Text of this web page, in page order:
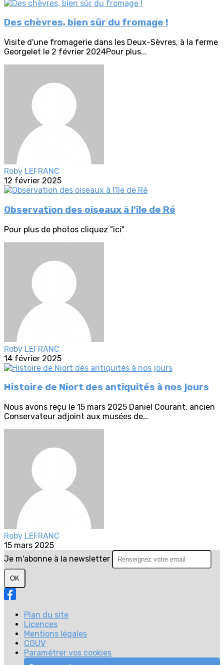
Des chèvres, bien sûr du fromage !
Visite d'une fromagerie dans les Deux-Sèvres, à la ferme
Georgelet le 2 février 2024Pour plus...
Roby LEFRANC
12 février 2025
Observation des oiseaux à l'île de Ré
Pour plus de photos cliquez "ici"
Roby LEFRANC
14 février 2025
Histoire de Niort des antiquités à nos jours
Nous avons reçu le 15 mars 2025 Daniel Courant, ancien
Conservateur adjoint aux musées de...
Roby LEFRANC
15 mars 2025
Je m'abonne à la newsletter
OK
Plan du site
Licences
Mentions légales
CGUV
Paramétrer vos cookies